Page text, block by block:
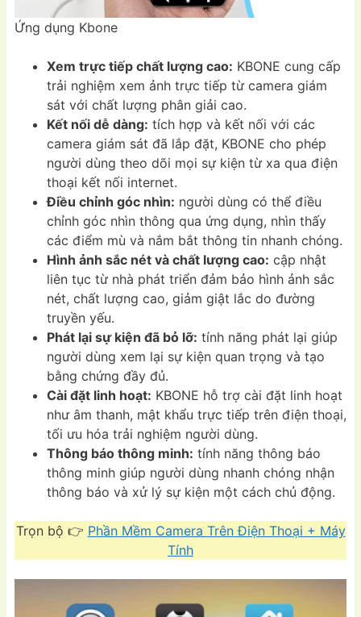
Ứng dụng Kbone
Xem trực tiếp chất lượng cao: KBONE cung cấp
trải nghiệm xem ảnh trực tiếp từ camera giám
sát với chất lượng phân giải cao.
Kết nối dễ dàng: tích hợp và kết nối với các
camera giám sát đã lắp đặt, KBONE cho phép
người dùng theo dõi mọi sự kiện từ xa qua điện
thoại kết nối internet.
Điều chỉnh góc nhìn: người dùng có thể điều
chỉnh góc nhìn thông qua ứng dụng, nhìn thấy
các điểm mù và nắm bắt thông tin nhanh chóng.
Hình ảnh sắc nét và chất lượng cao: cập nhật
liên tục từ nhà phát triển đảm bảo hình ảnh sắc
nét, chất lượng cao, giảm giật lắc do đường
truyền yếu.
Phát lại sự kiện đã bỏ lỡ: tính năng phát lại giúp
người dùng xem lại sự kiện quan trọng và tạo
bằng chứng đầy đủ.
Cài đặt linh hoạt: KBONE hỗ trợ cài đặt linh hoạt
như âm thanh, mật khẩu trực tiếp trên điện thoại,
tối ưu hóa trải nghiệm người dùng.
Thông báo thông minh: tính năng thông báo
thông minh giúp người dùng nhanh chóng nhận
thông báo và xử lý sự kiện một cách chủ động.
Trọn bộ 👉 Phần Mềm Camera Trên Điện Thoại + Máy
Tính